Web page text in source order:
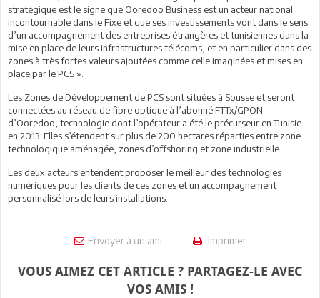
stratégique est le signe que Ooredoo Business est un acteur national
incontournable dans le Fixe et que ses investissements vont dans le sens
d’un accompagnement des entreprises étrangères et tunisiennes dans la
mise en place de leurs infrastructures télécoms, et en particulier dans des
zones à très fortes valeurs ajoutées comme celle imaginées et mises en
place par le PCS ».
Les Zones de Développement de PCS sont situées à Sousse et seront
connectées au réseau de fibre optique à l’abonné FTTx/GPON
d’Ooredoo, technologie dont l’opérateur a été le précurseur en Tunisie
en 2013. Elles s’étendent sur plus de 200 hectares réparties entre zone
technologique aménagée, zones d’offshoring et zone industrielle.
Les deux acteurs entendent proposer le meilleur des technologies
numériques pour les clients de ces zones et un accompagnement
personnalisé lors de leurs installations.
Envoyer à un ami Imprimer
VOUS AIMEZ CET ARTICLE ? PARTAGEZ-LE AVEC
VOS AMIS !